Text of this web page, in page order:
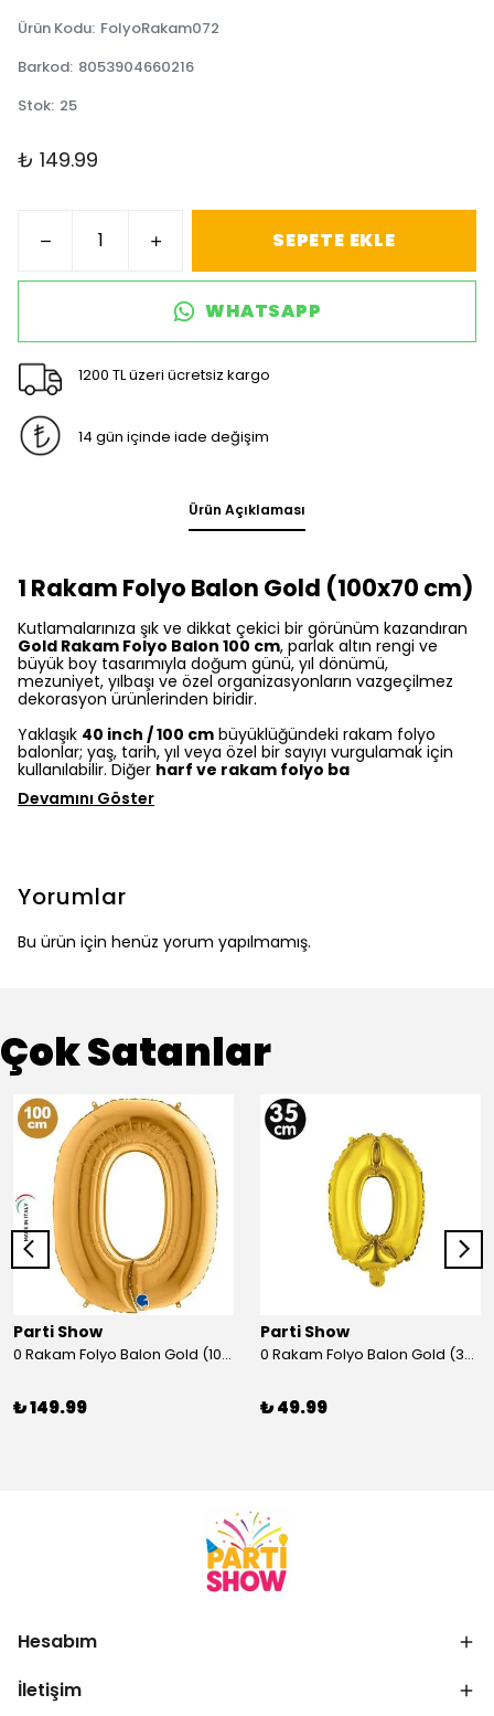
Ürün Kodu: FolyoRakam072
Barkod: 8053904660216
Stok: 25
₺ 149.99
SEPETE EKLE
WHATSAPP
1200 TL üzeri ücretsiz kargo
14 gün içinde iade değişim
Ürün Açıklaması
1 Rakam Folyo Balon Gold (100x70 cm)
Kutlamalarınıza şık ve dikkat çekici bir görünüm kazandıran
Gold Rakam Folyo Balon 100 cm, parlak altın rengi ve
büyük boy tasarımıyla doğum günü, yıl dönümü,
mezuniyet, yılbaşı ve özel organizasyonların vazgeçilmez
dekorasyon ürünlerinden biridir.
Yaklaşık 40 inch / 100 cm büyüklüğündeki rakam folyo
balonlar; yaş, tarih, yıl veya özel bir sayıyı vurgulamak için
kullanılabilir. Diğer harf ve rakam folyo ba
Devamını Göster
Yorumlar
Bu ürün için henüz yorum yapılmamış.
Çok Satanlar
Parti Show
0 Rakam Folyo Balon Gold (100x70 cm)
₺ 149.99
Parti Show
0 Rakam Folyo Balon Gold (35 cm)
₺ 49.99
Hesabım
İletişim